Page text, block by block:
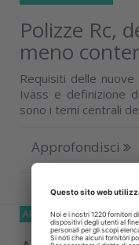
Polizze Rc,
meno
Requisiti delle
Ivass e definizione
sono i temi centrali
Approfondisci
APPROFONDIMENTI 08